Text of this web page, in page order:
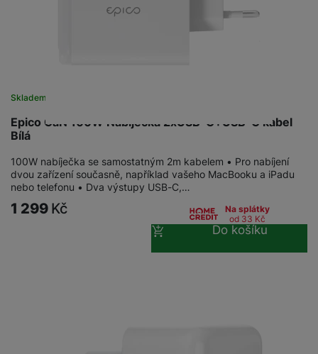
Epico GaN 100W Nabíječka 2xUSB-C+USB-C kabel
Bílá
Skladem
100W nabíječka se samostatným 2m kabelem • Pro nabíjení
dvou zařízení současně, například vašeho MacBooku a iPadu
nebo telefonu • Dva výstupy USB-C,…
1 299 Kč
Na splátky
od 33 Kč
Do košíku